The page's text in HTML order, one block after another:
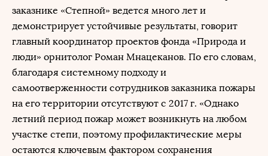
заказнике «Степной» ведется много лет и
демонстрирует устойчивые результаты, говорит
главный координатор проектов фонда «Природа и
люди» орнитолог Роман Мнацеканов. По его словам,
благодаря системному подходу и
самоотверженности сотрудников заказника пожары
на его территории отсутствуют с 2017 г. «Однако
летний период пожар может возникнуть на любом
участке степи, поэтому профилактические меры
остаются ключевым фактором сохранения